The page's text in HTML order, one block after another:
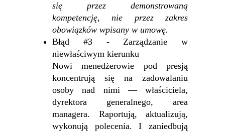
się przez demonstrowaną
kompetencję, nie przez zakres
obowiązków wpisany w umowę.
Błąd #3 - Zarządzanie w
niewłaściwym kierunku
Nowi menedżerowie pod presją
koncentrują się na zadowalaniu
osoby nad nimi — właściciela,
dyrektora generalnego, area
managera. Raportują, aktualizują,
wykonują polecenia. I zaniedbują